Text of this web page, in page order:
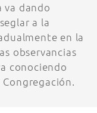
va dando
a la
en la
observancias
conociendo